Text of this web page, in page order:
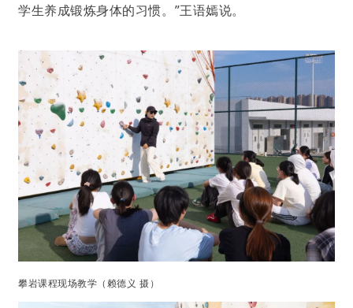
学生养成锻炼身体的习惯。”王语嫣说。
攀岩课程现场教学（赖德义 摄）